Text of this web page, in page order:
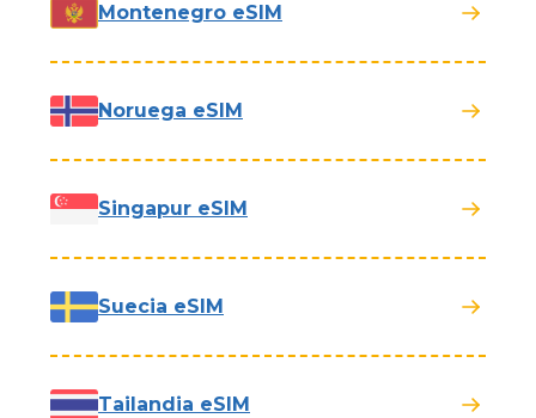
Montenegro eSIM
Noruega eSIM
Singapur eSIM
Suecia eSIM
Tailandia eSIM